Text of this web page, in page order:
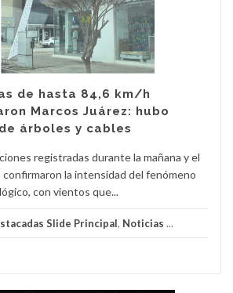
de hasta 84,6 km/h
Marcos Juárez: hubo
árboles y cables
registradas durante la mañana y el
confirmaron la intensidad del fenómeno
con vientos que...
Slide Principal, Noticias ...